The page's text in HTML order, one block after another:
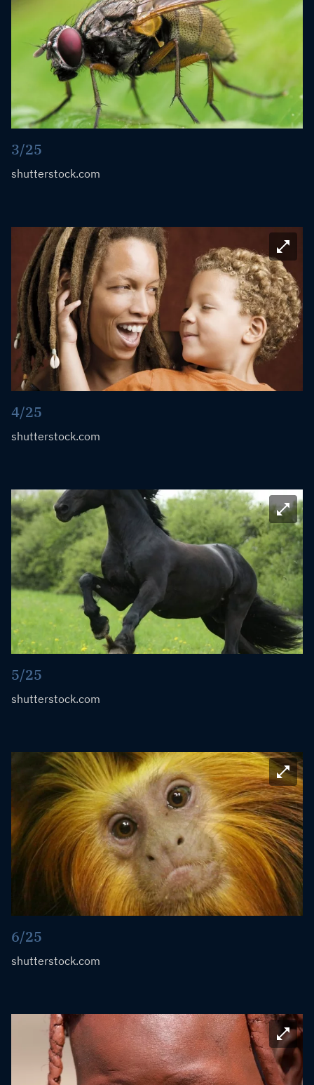
3/25
shutterstock.com
Bild
4/25
shutterstock.com
Bild
5/25
shutterstock.com
Bild
6/25
shutterstock.com
Bild